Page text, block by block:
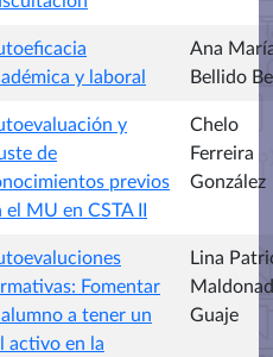
y laboral
Ana
Bellido
y
de
previos
el MU en CSTA II
Chelo
Ferreira
González
Fomentar
a tener un
activo en la
Lina
Guaje